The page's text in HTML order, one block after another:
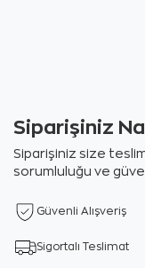
Siparişiniz
Siparişiniz size
sorumluluğu ve
Güvenli Alışveriş
Sigortalı Teslimat